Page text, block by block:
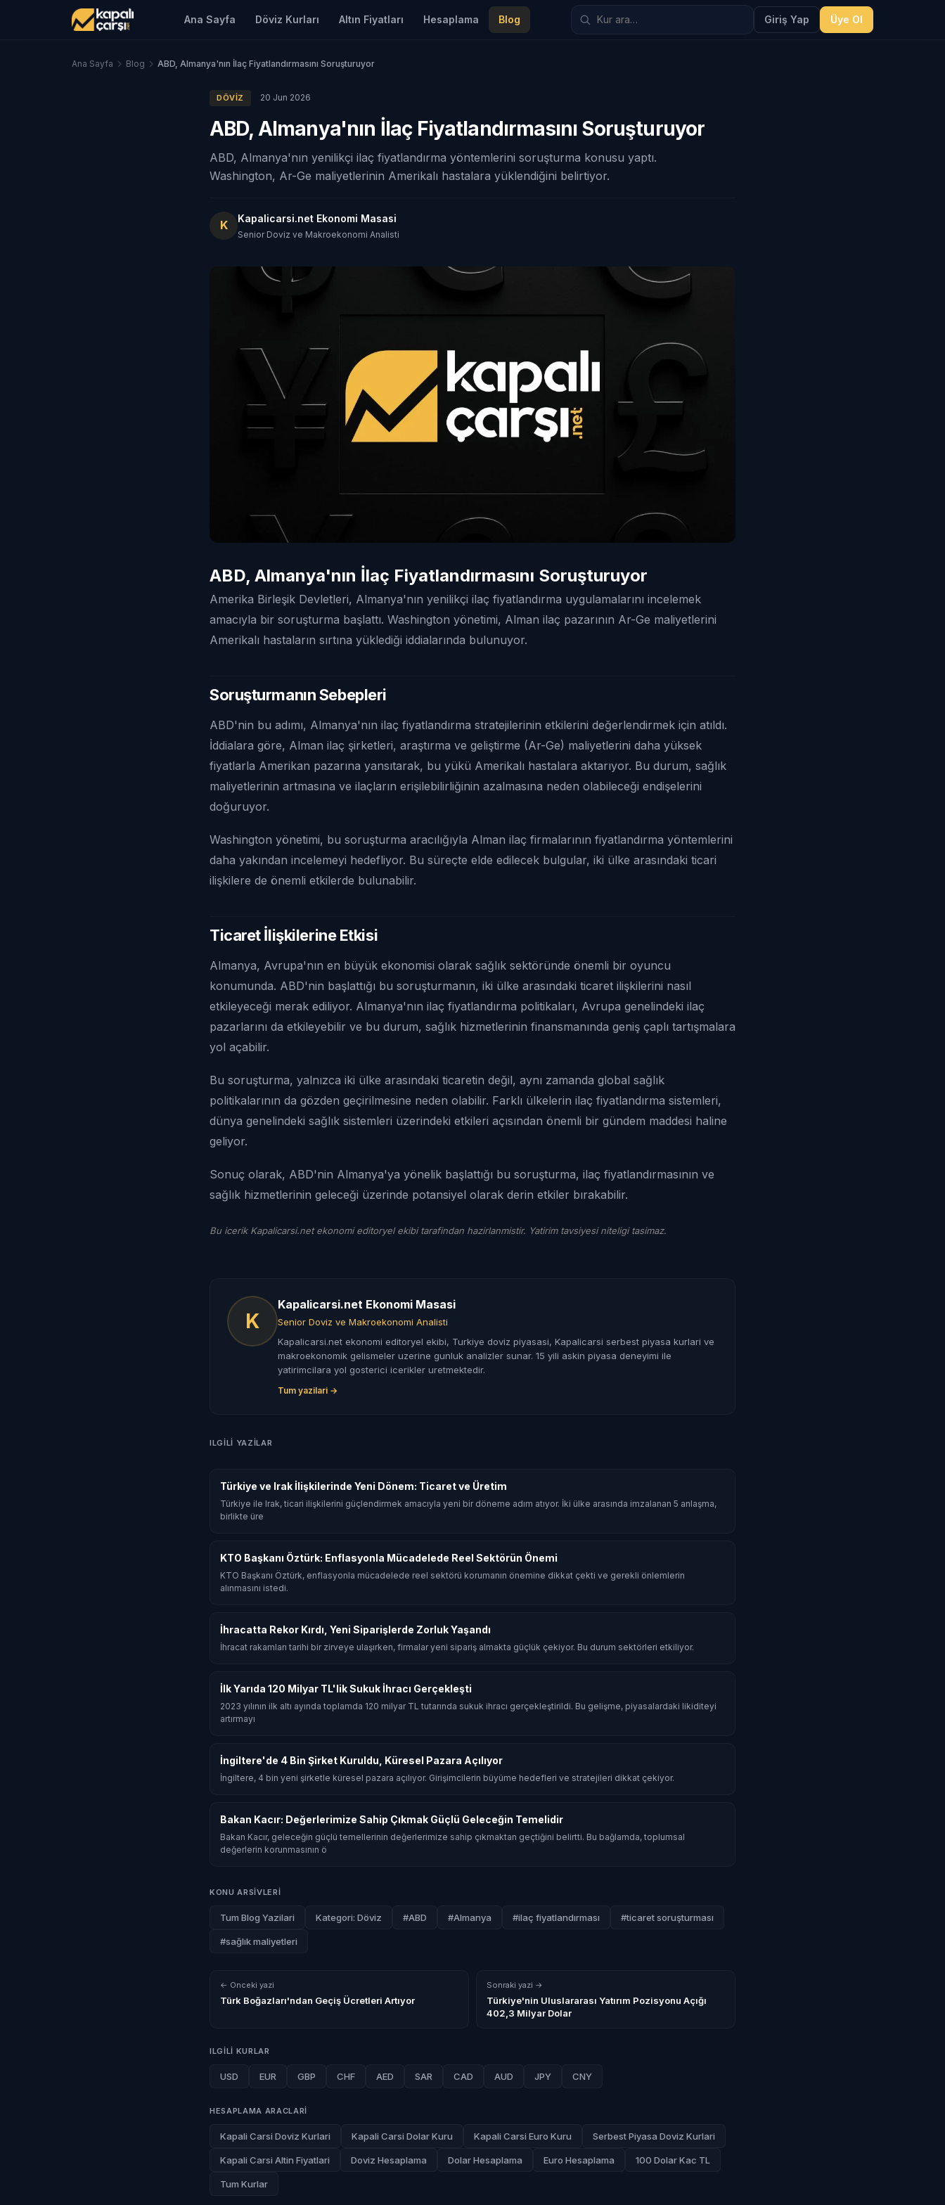
Ana Sayfa Döviz Kurları Altın Fiyatları Hesaplama Blog Giriş Yap Üye Ol
Ana Sayfa Blog ABD, Almanya'nın İlaç Fiyatlandırmasını Soruşturuyor
DÖVIZ 20 Jun 2026
ABD, Almanya'nın İlaç Fiyatlandırmasını Soruşturuyor
ABD, Almanya'nın yenilikçi ilaç fiyatlandırma yöntemlerini soruşturma konusu yaptı.
Washington, Ar-Ge maliyetlerinin Amerikalı hastalara yüklendiğini belirtiyor.
K Kapalicarsi.net Ekonomi Masasi
Senior Doviz ve Makroekonomi Analisti
ABD, Almanya'nın İlaç Fiyatlandırmasını Soruşturuyor
Amerika Birleşik Devletleri, Almanya'nın yenilikçi ilaç fiyatlandırma uygulamalarını incelemek
amacıyla bir soruşturma başlattı. Washington yönetimi, Alman ilaç pazarının Ar-Ge maliyetlerini
Amerikalı hastaların sırtına yüklediği iddialarında bulunuyor.
Soruşturmanın Sebepleri
ABD'nin bu adımı, Almanya'nın ilaç fiyatlandırma stratejilerinin etkilerini değerlendirmek için atıldı.
İddialara göre, Alman ilaç şirketleri, araştırma ve geliştirme (Ar-Ge) maliyetlerini daha yüksek
fiyatlarla Amerikan pazarına yansıtarak, bu yükü Amerikalı hastalara aktarıyor. Bu durum, sağlık
maliyetlerinin artmasına ve ilaçların erişilebilirliğinin azalmasına neden olabileceği endişelerini
doğuruyor.
Washington yönetimi, bu soruşturma aracılığıyla Alman ilaç firmalarının fiyatlandırma yöntemlerini
daha yakından incelemeyi hedefliyor. Bu süreçte elde edilecek bulgular, iki ülke arasındaki ticari
ilişkilere de önemli etkilerde bulunabilir.
Ticaret İlişkilerine Etkisi
Almanya, Avrupa'nın en büyük ekonomisi olarak sağlık sektöründe önemli bir oyuncu
konumunda. ABD'nin başlattığı bu soruşturmanın, iki ülke arasındaki ticaret ilişkilerini nasıl
etkileyeceği merak ediliyor. Almanya'nın ilaç fiyatlandırma politikaları, Avrupa genelindeki ilaç
pazarlarını da etkileyebilir ve bu durum, sağlık hizmetlerinin finansmanında geniş çaplı tartışmalara
yol açabilir.
Bu soruşturma, yalnızca iki ülke arasındaki ticaretin değil, aynı zamanda global sağlık
politikalarının da gözden geçirilmesine neden olabilir. Farklı ülkelerin ilaç fiyatlandırma sistemleri,
dünya genelindeki sağlık sistemleri üzerindeki etkileri açısından önemli bir gündem maddesi haline
geliyor.
Sonuç olarak, ABD'nin Almanya'ya yönelik başlattığı bu soruşturma, ilaç fiyatlandırmasının ve
sağlık hizmetlerinin geleceği üzerinde potansiyel olarak derin etkiler bırakabilir.
Bu icerik Kapalicarsi.net ekonomi editoryel ekibi tarafindan hazirlanmistir. Yatirim tavsiyesi niteligi tasimaz.
K
Kapalicarsi.net Ekonomi Masasi
Senior Doviz ve Makroekonomi Analisti
Kapalicarsi.net ekonomi editoryel ekibi, Turkiye doviz piyasasi, Kapalicarsi serbest piyasa kurlari ve
makroekonomik gelismeler uzerine gunluk analizler sunar. 15 yili askin piyasa deneyimi ile
yatirimcilara yol gosterici icerikler uretmektedir.
Tum yazilari →
ILGILI YAZILAR
Türkiye ve Irak İlişkilerinde Yeni Dönem: Ticaret ve Üretim
Türkiye ile Irak, ticari ilişkilerini güçlendirmek amacıyla yeni bir döneme adım atıyor. İki ülke arasında imzalanan 5 anlaşma,
birlikte üre
KTO Başkanı Öztürk: Enflasyonla Mücadelede Reel Sektörün Önemi
KTO Başkanı Öztürk, enflasyonla mücadelede reel sektörü korumanın önemine dikkat çekti ve gerekli önlemlerin
alınmasını istedi.
İhracatta Rekor Kırdı, Yeni Siparişlerde Zorluk Yaşandı
İhracat rakamları tarihi bir zirveye ulaşırken, firmalar yeni sipariş almakta güçlük çekiyor. Bu durum sektörleri etkiliyor.
İlk Yarıda 120 Milyar TL'lik Sukuk İhracı Gerçekleşti
2023 yılının ilk altı ayında toplamda 120 milyar TL tutarında sukuk ihracı gerçekleştirildi. Bu gelişme, piyasalardaki likiditeyi
artırmayı
İngiltere'de 4 Bin Şirket Kuruldu, Küresel Pazara Açılıyor
İngiltere, 4 bin yeni şirketle küresel pazara açılıyor. Girişimcilerin büyüme hedefleri ve stratejileri dikkat çekiyor.
Bakan Kacır: Değerlerimize Sahip Çıkmak Güçlü Geleceğin Temelidir
Bakan Kacır, geleceğin güçlü temellerinin değerlerimize sahip çıkmaktan geçtiğini belirtti. Bu bağlamda, toplumsal
değerlerin korunmasının ö
KONU ARSIVLERI
Tum Blog Yazilari Kategori: Döviz #ABD #Almanya #ilaç fiyatlandırması #ticaret soruşturması
#sağlık maliyetleri
← Onceki yazi
Türk Boğazları'ndan Geçiş Ücretleri Artıyor
Sonraki yazi →
Türkiye'nin Uluslararası Yatırım Pozisyonu Açığı
402,3 Milyar Dolar
ILGILI KURLAR
USD EUR GBP CHF AED SAR CAD AUD JPY CNY
HESAPLAMA ARACLARI
Kapali Carsi Doviz Kurlari Kapali Carsi Dolar Kuru Kapali Carsi Euro Kuru Serbest Piyasa Doviz Kurlari
Kapali Carsi Altin Fiyatlari Doviz Hesaplama Dolar Hesaplama Euro Hesaplama 100 Dolar Kac TL
Tum Kurlar